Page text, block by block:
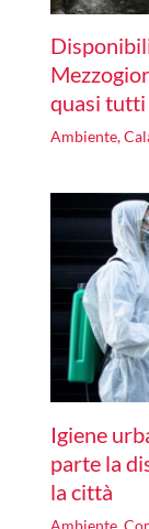
quasi
Ambiente,
Igiene
parte la
la città
Ambiente,